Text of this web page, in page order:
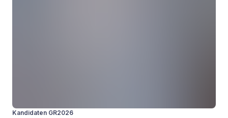
Kandidaten GR2026